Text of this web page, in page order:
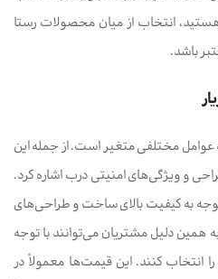
انتخاب از میان محصولات رستا
باشد.
مختلفی متغیر است. از جمله این
و ویژگی‌های امنیتی درب اشاره کرد.
به کیفیت بالای ساخت و طراحی‌های
همین دلیل مشتریان می‌توانند با توجه
انتخاب کنند. این قیمت‌ها معمولاً در